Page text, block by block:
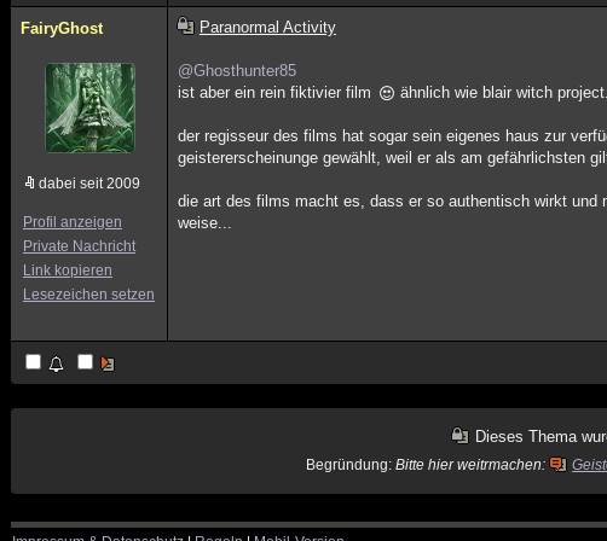
FairyGhost
dabei seit 2009
Profil anzeigen
Private Nachricht
Link kopieren
Lesezeichen setzen
Paranormal Activity
@Ghosthunter85
ist aber ein rein fiktivier film
ähnlich wie blair witch
der regisseur des films hat sogar sein eigenes haus zur
geistererscheinunge gewählt, weil er als am gefährlichsten
die art des films macht es, dass er so authentisch wirkt
weise...
Dieses Thema
Begründung: Bitte hier weitrmachen: